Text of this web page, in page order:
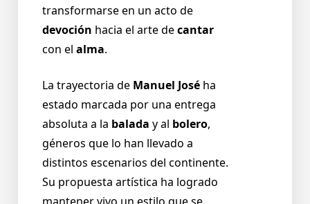
transformarse en un acto de
devoción hacia el arte decantar
con el alma.
La trayectoria de Manuel José ha
estado marcada por una entrega
absoluta a la balada y al bolero,
géneros que lo han llevado a
distintos escenarios del continente.
Su propuesta artística ha logrado